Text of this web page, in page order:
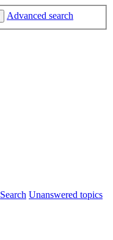
Advanced search
Search Unanswered topics